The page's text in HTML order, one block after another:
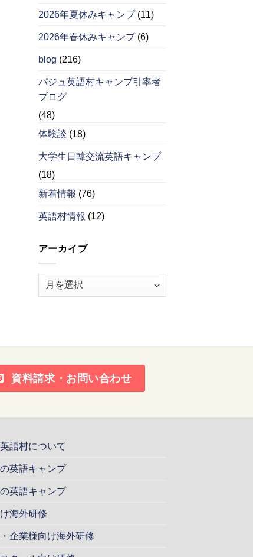
2026年夏休みキャンプ(11)
2026年春休みキャンプ(6)
blog (216)
パジュ英語村キャンプ引率者
ブログ
(48)
体験談 (18)
大学生日韓交流英語キャンプ
(18)
新着情報 (76)
英語村情報 (12)
アーカイブ
資料請求・お問い合わせ
語村について
英語キャンプ
英語キャンプ
海外研修
企業様向け海外研修